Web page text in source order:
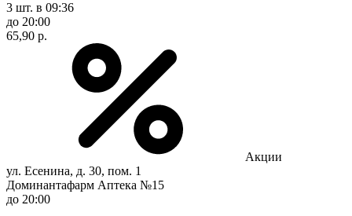
3 шт. в 09:36
до 20:00
65,90 р.
Акции
ул. Есенина, д. 30, пом. 1
Доминантафарм Аптека №15
до 20:00